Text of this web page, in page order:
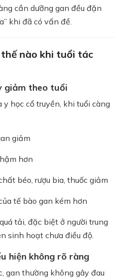
cần dưỡng gan đều đặn
khi đã có vấn đề.
nào khi tuổi tác
giảm theo tuổi
học cổ truyền, khi tuổi càng
giảm
hơn
béo, rượu bia, thuốc giảm
tế bào gan kém hơn
tải, đặc biệt ở người trung
sinh hoạt chưa điều độ.
hiện không rõ ràng
gan thường không gây đau